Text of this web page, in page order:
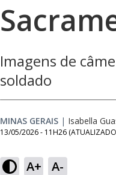
Imagens de
soldado
MINAS GERAIS | Isabella
13/05/2026 - 11H26
A+ A-